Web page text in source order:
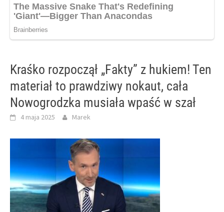
Kraśko rozpoczął „Fakty” z hukiem! Ten
materiał to prawdziwy nokaut, cała
Nowogrodzka musiała wpaść w szał
4 maja 2025 Marek